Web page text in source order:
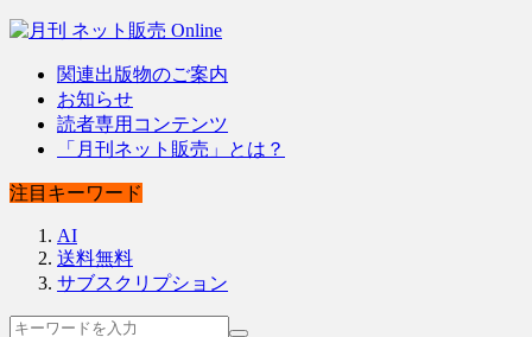
関連出版物のご案内
お知らせ
読者専用コンテンツ
「月刊ネット販売」とは？
注目キーワード
AI
送料無料
サブスクリプション